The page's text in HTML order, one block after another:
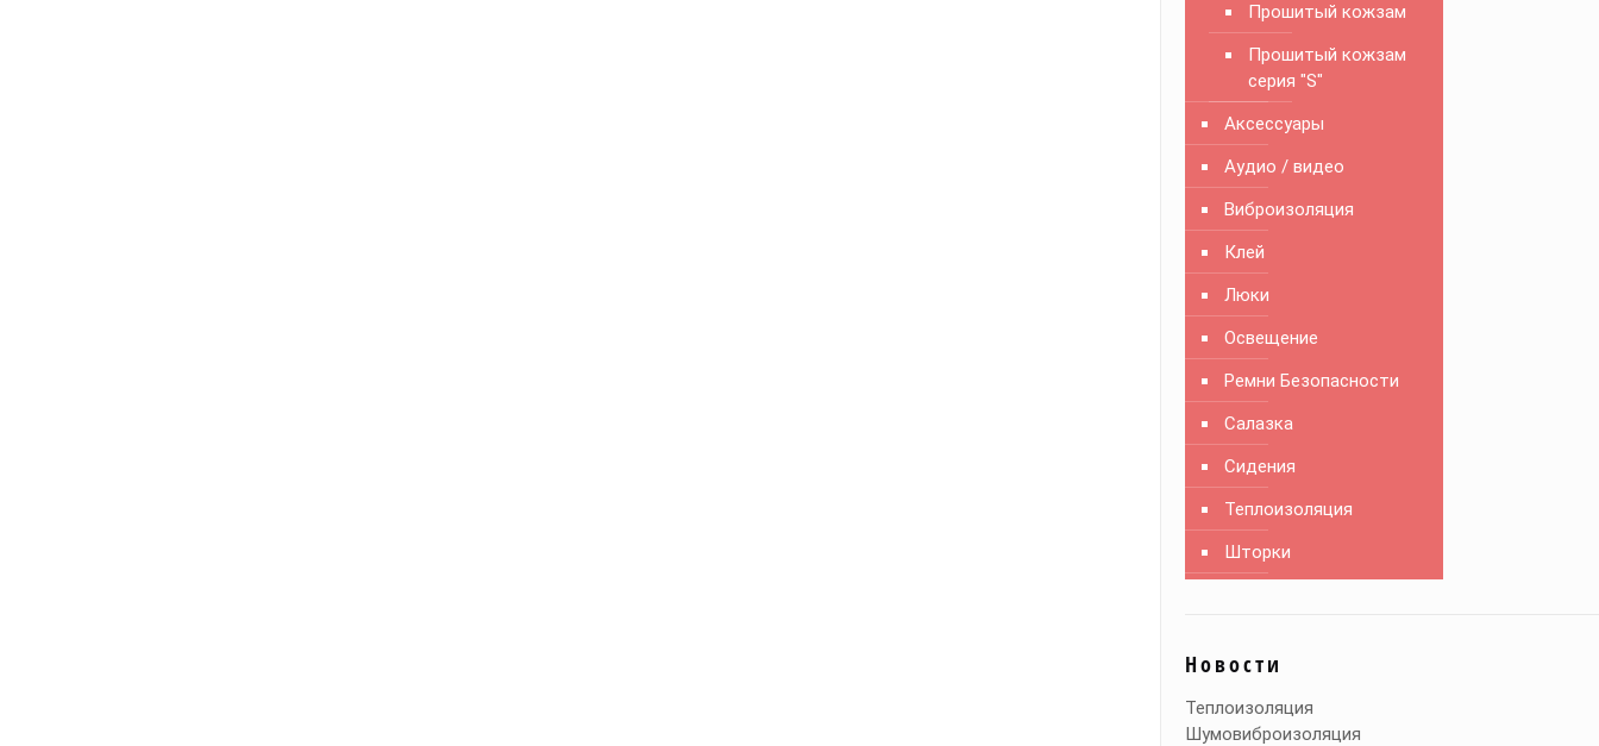
Прошитый кожзам
Прошитый кожзам
серия "S"
Аксессуары
Аудио / видео
Виброизоляция
Клей
Люки
Освещение
Ремни Безопасности
Салазка
Сидения
Теплоизоляция
Шторки
Новости
Теплоизоляция
Шумовиброизоляция